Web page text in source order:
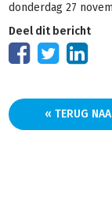
donderdag 27
Deel dit bericht
« TERUG